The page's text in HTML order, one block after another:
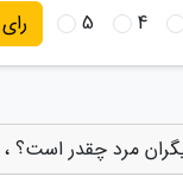
4
5 رای
مرد چقدر است؟